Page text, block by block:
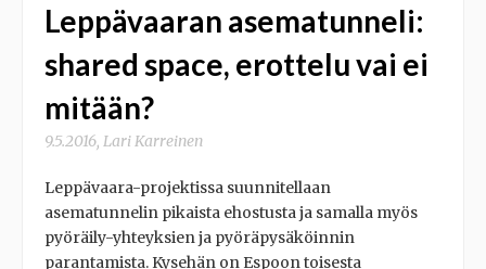
Leppävaaran asematunneli:
shared space, erottelu vai ei
mitään?
9.5.2016, Lari Karreinen
Leppävaara-projektissa suunnitellaan
asematunnelin pikaista ehostusta ja samalla myös
pyöräily-yhteyksien ja pyöräpysäköinnin
parantamista. Kysehän on Espoon toisesta